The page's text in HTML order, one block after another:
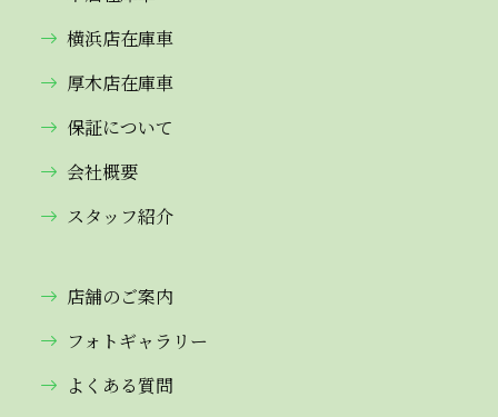
横浜店在庫車
厚木店在庫車
保証について
会社概要
スタッフ紹介
店舗のご案内
フォトギャラリー
よくある質問